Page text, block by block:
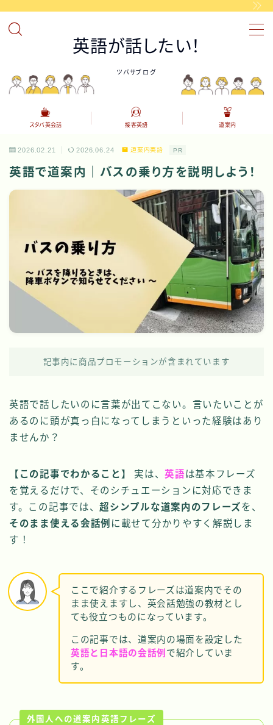
英語が話したい！
ツバサブログ
接客英語 カフェやレストラン等で使える英語表現を覚えましょう。
スタバ英会話 海外のスタバで役立つ英語
道案内英語 道案内の英語表現
スタバ英会話 接客英語 道案内
2026.02.21 2026.06.24 道案内英語 PR
英語で道案内｜バスの乗り方を説明しよう！
記事内に商品プロモーションが含まれています
英語で話したいのに言葉が出てこない。言いたいことが
あるのに頭が真っ白になってしまうといった経験はあり
ませんか？
【この記事でわかること】 実は、英語は基本フレーズ
を覚えるだけで、そのシチュエーションに対応できま
す。この記事では、超シンプルな道案内のフレーズを、
そのまま使える会話例 に載せて分かりやすく解説しま
す！
ここで紹介するフレーズは道案内でその
まま使えますし、英会話勉強の教材とし
ても役立つものになっています。
この記事では、道案内の場面を設定した
英語と日本語の会話例 で紹介していま
す。
外国人への道案内英語フレーズ